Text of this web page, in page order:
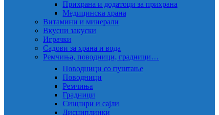
Прихрана и додатоци за прихрана
Медицинска храна
Витамини и минерали
Вкусни закуски
Играчки
Садови за храна и вода
Ремчиња, поводници, градници…
Поводници со пуштање
Поводници
Ремчиња
Градници
Синџири и сајли
Дисциплинки